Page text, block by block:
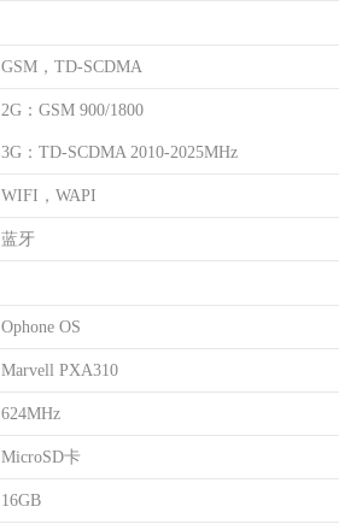
GSM，TD-SCDMA
2G：GSM 900/1800
3G：TD-SCDMA 2010-2025MHz
WIFI，WAPI
蓝牙
Ophone OS
Marvell PXA310
624MHz
MicroSD卡
16GB